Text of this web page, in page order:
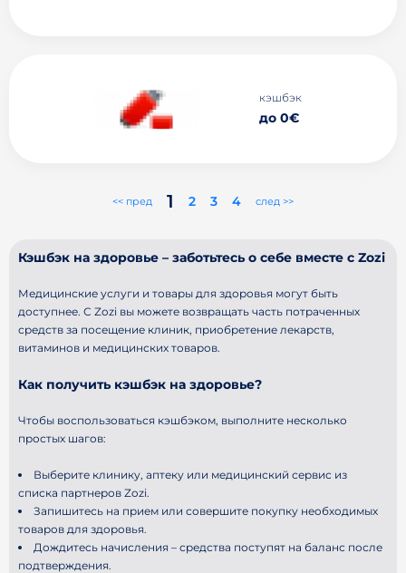
кэшбэк
до 0€
<< пред 1 2 3 4 след >>
Кэшбэк на здоровье – заботьтесь о себе вместе с Zozi
Медицинские услуги и товары для здоровья могут быть
доступнее. С Zozi вы можете возвращать часть потраченных
средств за посещение клиник, приобретение лекарств,
витаминов и медицинских товаров.
Как получить кэшбэк на здоровье?
Чтобы воспользоваться кэшбэком, выполните несколько
простых шагов:
Выберите клинику, аптеку или медицинский сервис из
списка партнеров Zozi.
Запишитесь на прием или совершите покупку необходимых
товаров для здоровья.
Дождитесь начисления – средства поступят на баланс после
подтверждения.